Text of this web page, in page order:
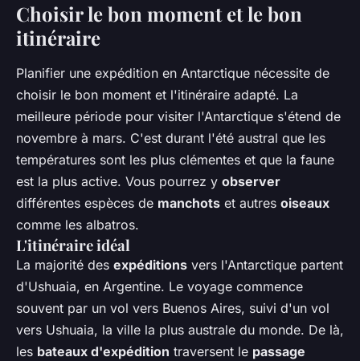
Choisir le bon moment et le bon
itinéraire
Planifier une expédition en Antarctique nécessite de
choisir le bon moment et l'itinéraire adapté. La
meilleure période pour visiter l'Antarctique s'étend de
novembre à mars. C'est durant l'été austral que les
températures sont les plus clémentes et que la faune
est la plus active. Vous pourrez y observer
différentes espèces de manchots et autres oiseaux
comme les albatros.
L'itinéraire idéal
La majorité des expéditions vers l'Antarctique partent
d'Ushuaia, en Argentine. Le voyage commence
souvent par un vol vers Buenos Aires, suivi d'un vol
vers Ushuaia, la ville la plus australe du monde. De là,
les bateaux d'expédition traversent le passage